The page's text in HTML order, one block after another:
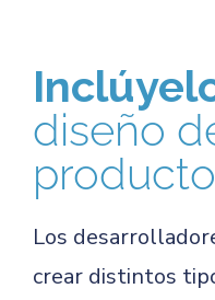
diseño
producto
Los
crear distintos